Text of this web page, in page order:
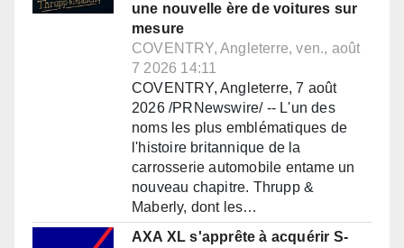
une nouvelle ère de voitures sur
mesure
COVENTRY, Angleterre, ven., août
7 2026 14:11
COVENTRY, Angleterre, 7 août
2026 /PRNewswire/ -- L'un des
noms les plus emblématiques de
l'histoire britannique de la
carrosserie automobile entame un
nouveau chapitre. Thrupp &
Maberly, dont les…
AXA XL s'apprête à acquérir S-